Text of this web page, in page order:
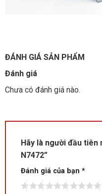
ĐÁNH GIÁ SẢN PHẨM
Đánh giá
Chưa có đánh giá nào.
Hãy là người đầu tiên
N7472”
Đánh giá của bạn *